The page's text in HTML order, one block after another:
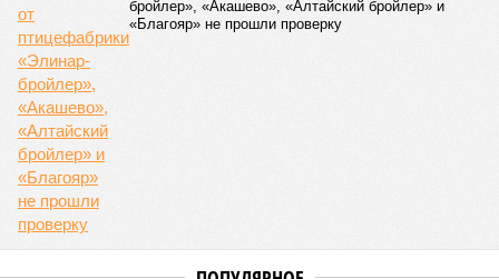
бройлер», «Акашево», «Алтайский бройлер» и
«Благояр» не прошли проверку